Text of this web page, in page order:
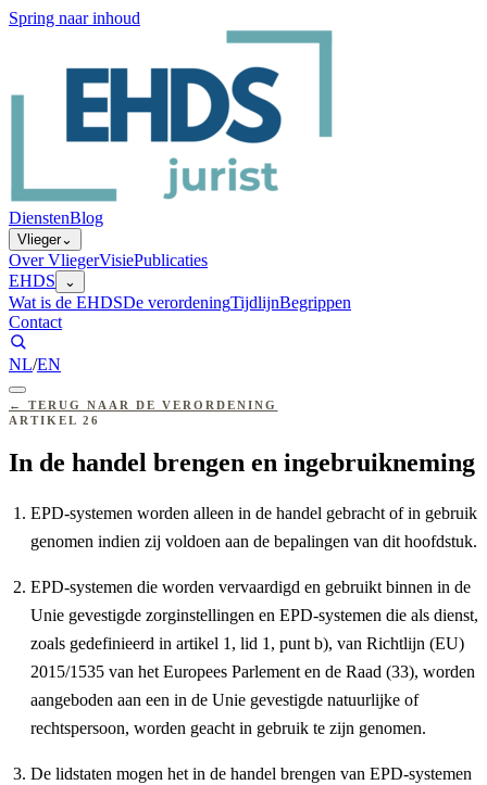
Spring naar inhoud
DienstenBlog
Vlieger⌄
Over VliegerVisiePublicaties
EHDS
⌄
Wat is de EHDSDe verordeningTijdlijnBegrippen
Contact
NL/EN
←TERUG NAAR DE VERORDENING
ARTIKEL 26
In de handel brengen en ingebruikneming
EPD-systemen worden alleen in de handel gebracht of in gebruik
genomen indien zij voldoen aan de bepalingen van dit hoofdstuk.
EPD-systemen die worden vervaardigd en gebruikt binnen in de
Unie gevestigde zorginstellingen en EPD-systemen die als dienst,
zoals gedefinieerd in artikel 1, lid 1, punt b), van Richtlijn (EU)
2015/1535 van het Europees Parlement en de Raad (33), worden
aangeboden aan een in de Unie gevestigde natuurlijke of
rechtspersoon, worden geacht in gebruik te zijn genomen.
De lidstaten mogen het in de handel brengen van EPD-systemen